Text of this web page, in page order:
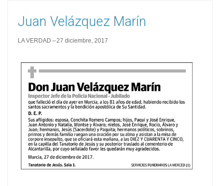
Juan Velázquez Marín
LA VERDAD 27 diciembre, 2017